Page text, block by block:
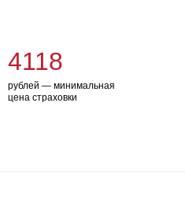
4118
рублей — минимальная
цена страховки